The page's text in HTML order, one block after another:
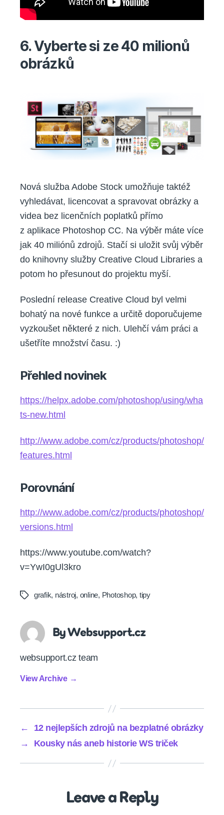
6. Vyberte si ze 40 milionů
obrázků
Nová služba Adobe Stock umožňuje taktéž
vyhledávat, licencovat a spravovat obrázky a
videa bez licenčních poplatků přímo
z aplikace Photoshop CC. Na výběr máte více
jak 40 miliónů zdrojů. Stačí si uložit svůj výběr
do knihovny služby Creative Cloud Libraries a
potom ho přesunout do projektu myší.
Poslední release Creative Cloud byl velmi
bohatý na nové funkce a určitě doporučujeme
vyzkoušet některé z nich. Ulehčí vám práci a
ušetříte množství času. :)
Přehled novinek
https://helpx.adobe.com/photoshop/using/wha
ts-new.html
http://www.adobe.com/cz/products/photoshop/
features.html
Porovnání
http://www.adobe.com/cz/products/photoshop/
versions.html
https://www.youtube.com/watch?
v=YwI0gUl3kro
Tagsgrafik, nástroj, online, Photoshop, tipy
By Websupport.cz
websupport.cz team
View Archive →
←
12 nejlepších zdrojů na bezplatné obrázky
→
Kousky nás aneb historie WS triček
Leave a Reply